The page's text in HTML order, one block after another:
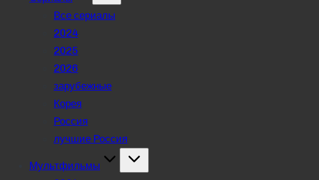
Все сериалы
2024
2025
2026
зарубежные
Корея
Россия
лучшие Россия
Мультфильмы